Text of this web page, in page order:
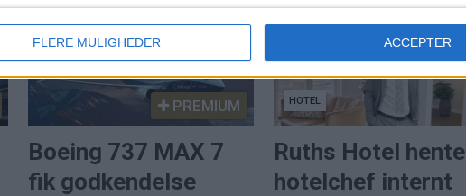
FLERE MULIGHEDER ACCEPTER
PREMIUM
Boeing 737 MAX 7
fik godkendelse
HOTEL
Ruths Hotel
hotelchef internt